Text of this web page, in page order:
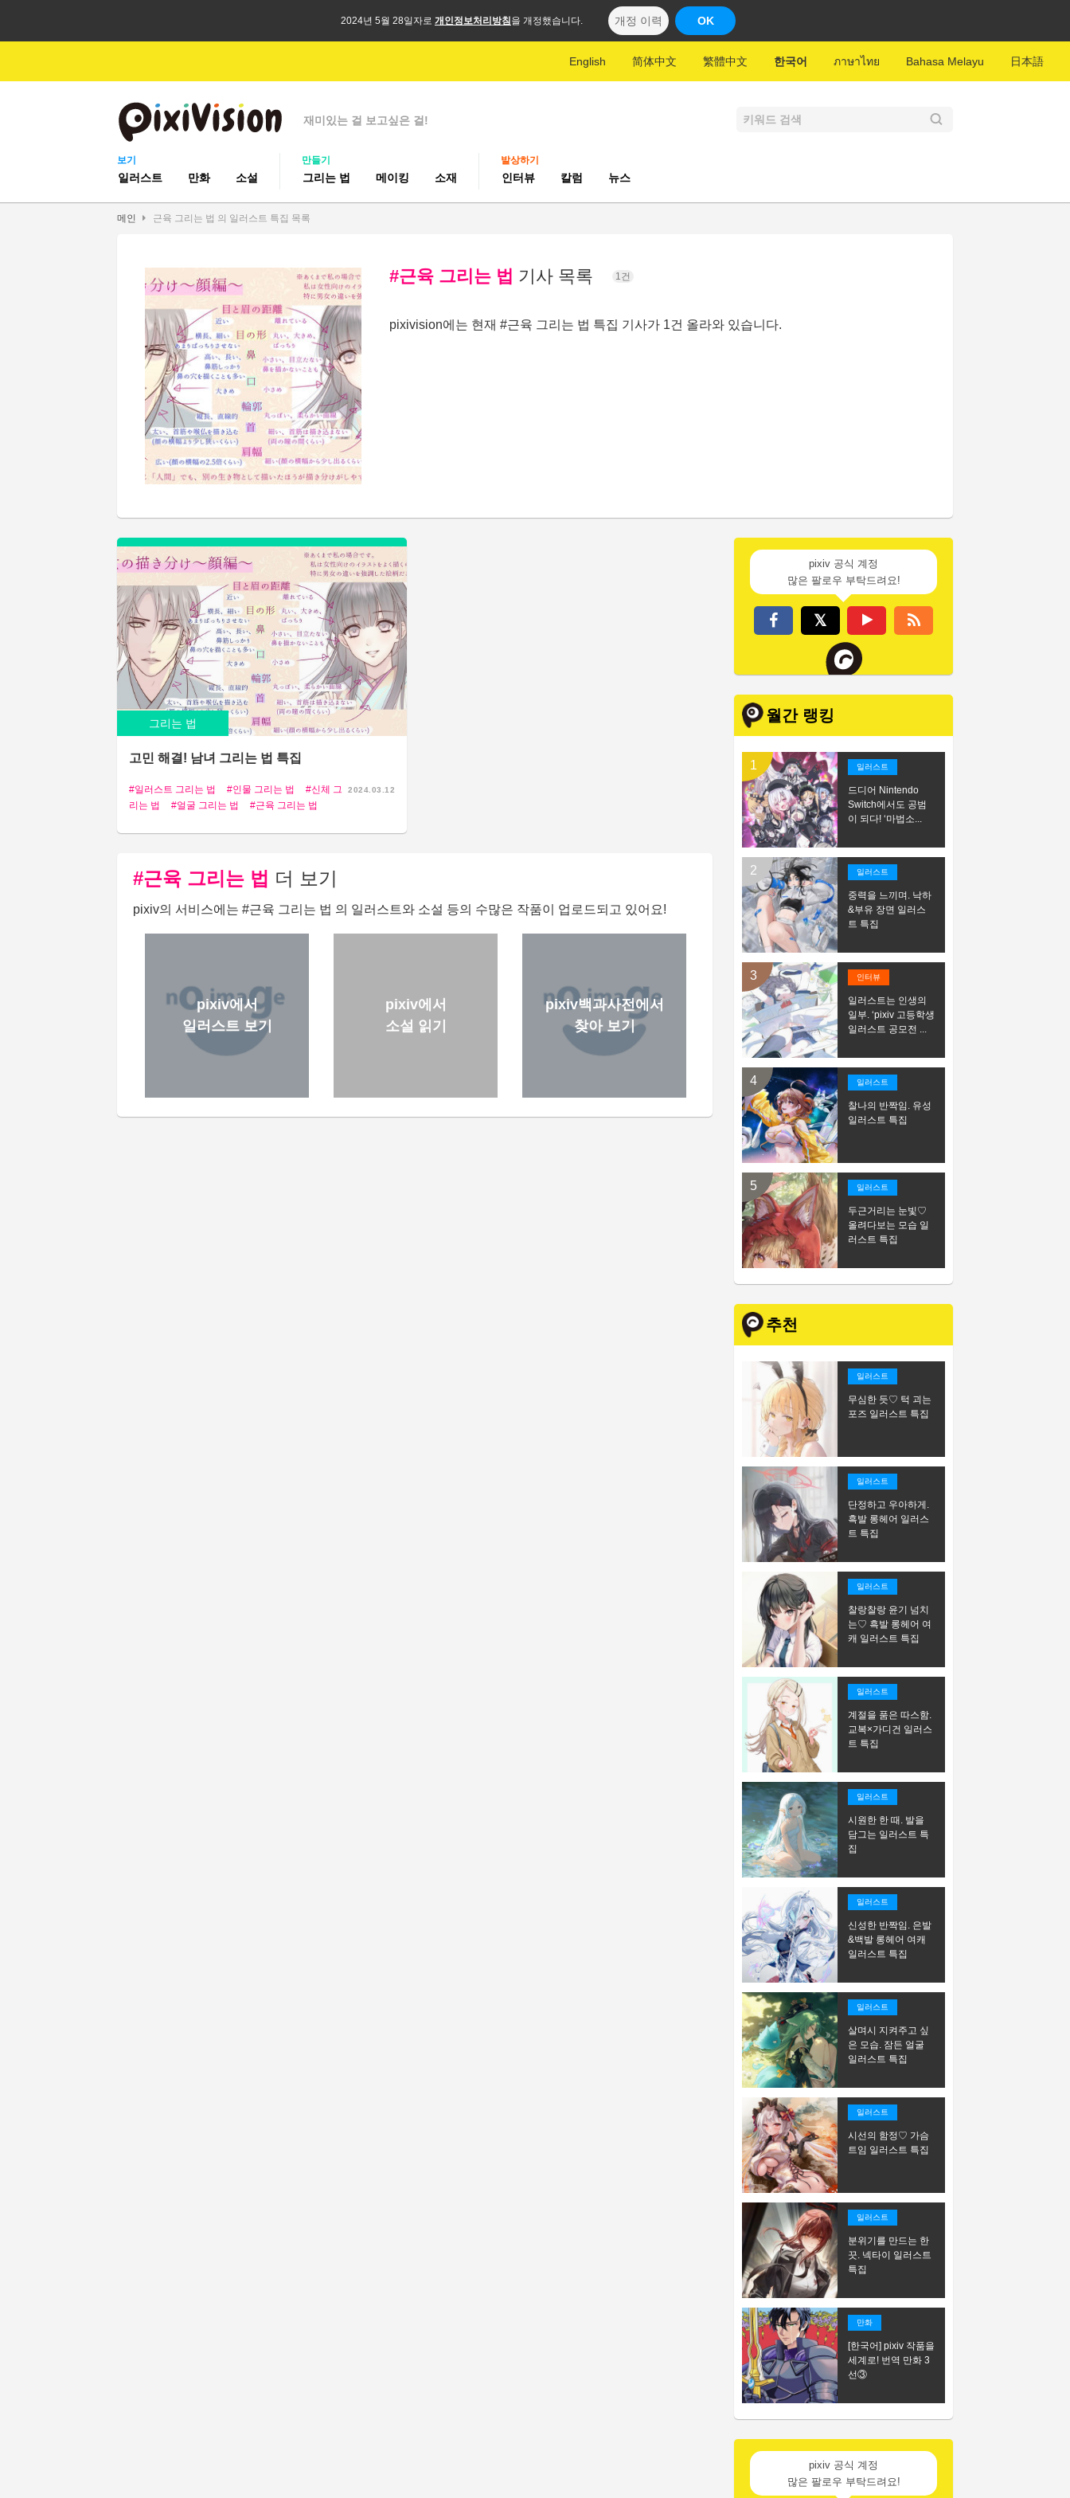
2024년 5월 28일자로 개인정보처리방침 을 개정했습니다. 개정 이력 OK
English 简体中文 繁體中文 한국어 ภาษาไทย Bahasa Melayu 日本語
재미있는 걸 보고싶은 걸!
보기
일러스트 만화 소설
만들기
그리는 법 메이킹 소재
발상하기
인터뷰 칼럼 뉴스
메인 근육 그리는 법 의 일러스트 특집 목록
#근육 그리는 법 기사 목록 1건
pixivision에는 현재 #근육 그리는 법 특집 기사가 1건 올라와 있습니다.
그리는 법
고민 해결! 남녀 그리는 법 특집
일러스트 그리는 법 인물 그리는 법
신체 그
리는 법
얼굴 그리는 법 근육 그리는 법
2024.03.12
#근육 그리는 법 더 보기
pixiv의 서비스에는 #근육 그리는 법 의 일러스트와 소설 등의 수많은 작품이 업로드되고 있어요!
pixiv에서
일러스트 보기
pixiv에서
소설 읽기
pixiv백과사전에서
찾아 보기
pixiv 공식 계정
많은 팔로우 부탁드려요!
월간 랭킹
일러스트
드디어 Nintendo
Switch에서도 공범
이 되다! ‘마법소...
일러스트
중력을 느끼며. 낙하
&부유 장면 일러스
트 특집
인터뷰
일러스트는 인생의
일부. ‘pixiv 고등학생
일러스트 공모전 ...
일러스트
찰나의 반짝임. 유성
일러스트 특집
일러스트
두근거리는 눈빛♡
올려다보는 모습 일
러스트 특집
추천
일러스트
무심한 듯♡ 턱 괴는
포즈 일러스트 특집
일러스트
단정하고 우아하게.
흑발 롱헤어 일러스
트 특집
일러스트
찰랑찰랑 윤기 넘치
는♡ 흑발 롱헤어 여
캐 일러스트 특집
일러스트
계절을 품은 따스함.
교복×가디건 일러스
트 특집
일러스트
시원한 한 때. 발을
담그는 일러스트 특
집
일러스트
신성한 반짝임. 은발
&백발 롱헤어 여캐
일러스트 특집
일러스트
살며시 지켜주고 싶
은 모습. 잠든 얼굴
일러스트 특집
일러스트
시선의 함정♡ 가슴
트임 일러스트 특집
일러스트
분위기를 만드는 한
끗. 넥타이 일러스트
특집
만화
[한국어] pixiv 작품을
세계로! 번역 만화 3
선③
pixiv 공식 계정
많은 팔로우 부탁드려요!